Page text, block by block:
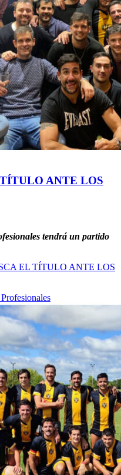
ANTE LOS
tendrá un partido
EL TÍTULO ANTE LOS